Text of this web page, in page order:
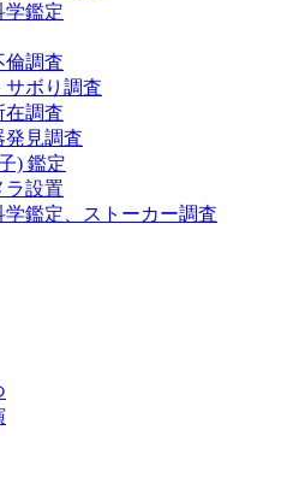
学鑑定
倫調査
サボり調査
在調査
発見調査
) 鑑定
ラ設置
鑑定、ストーカー調査